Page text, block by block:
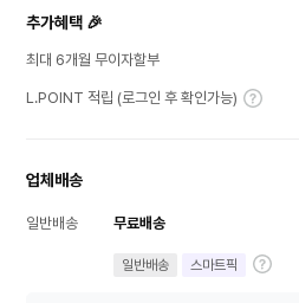
추가혜택 🎉
최대 6개월 무이자할부
L.POINT 적립 (로그인 후 확인가능)
업체배송
일반배송 무료배송
일반배송 스마트픽